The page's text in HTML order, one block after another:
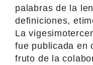
palabras de la
definiciones,
La
fue publicada en
fruto de la